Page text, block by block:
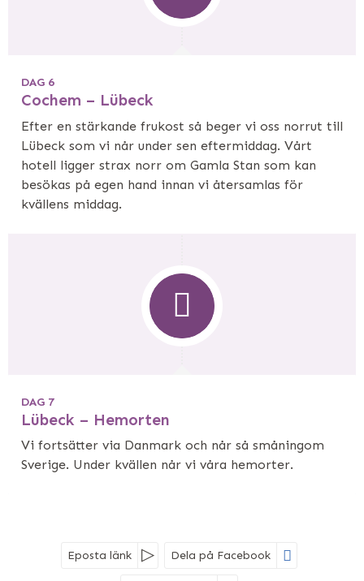
DAG 6
Cochem – Lübeck
Efter en stärkande frukost så beger vi oss norrut till
Lübeck som vi når under sen eftermiddag. Vårt
hotell ligger strax norr om Gamla Stan som kan
besökas på egen hand innan vi återsamlas för
kvällens middag.
DAG 7
Lübeck – Hemorten
Vi fortsätter via Danmark och når så småningom
Sverige. Under kvällen når vi våra hemorter.
Eposta länk Dela på Facebook